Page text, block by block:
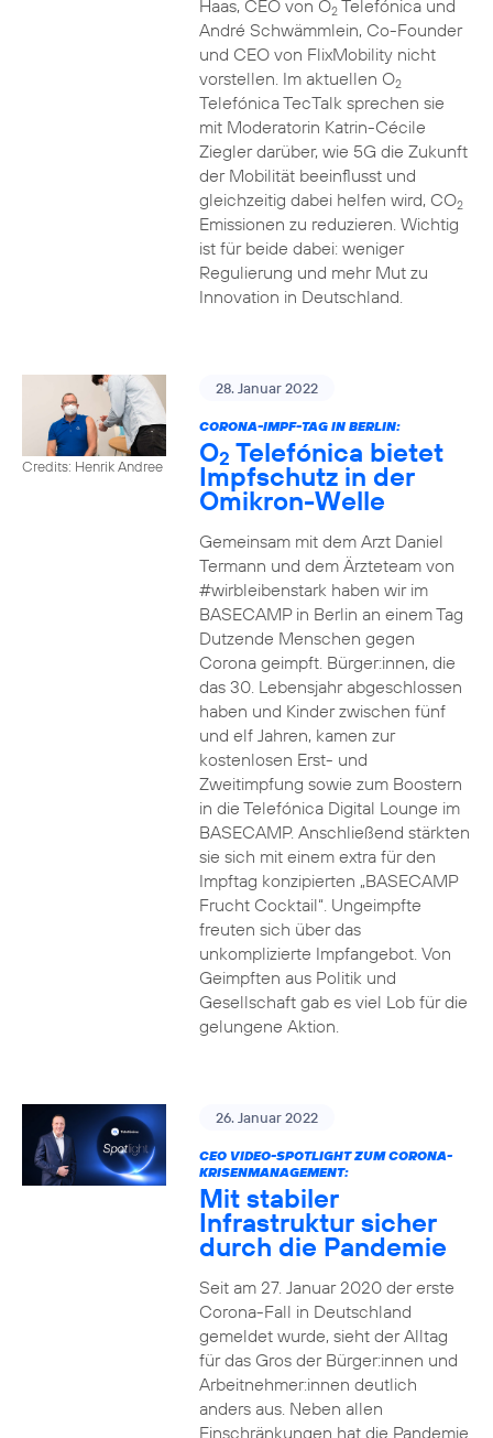
Haas, CEO von O2Telefónica und
André Schwämmlein, Co-Founder
und CEO von FlixMobility nicht
vorstellen. Im aktuellen O2
Telefónica TecTalk sprechen sie
mit Moderatorin Katrin-Cécile
Ziegler darüber, wie 5G die Zukunft
der Mobilität beeinflusst und
gleichzeitig dabei helfen wird, CO2
Emissionen zu reduzieren. Wichtig
ist für beide dabei: weniger
Regulierung und mehr Mut zu
Innovation in Deutschland.
Credits: Henrik Andree
28. Januar 2022
CORONA-IMPF-TAG IN BERLIN:
O2 Telefónica bietet
Impfschutz in der
Omikron-Welle
Gemeinsam mit dem Arzt Daniel
Termann und dem Ärzteteam von
#wirbleibenstark haben wir im
BASECAMP in Berlin an einem Tag
Dutzende Menschen gegen
Corona geimpft. Bürger:innen, die
das 30. Lebensjahr abgeschlossen
haben und Kinder zwischen fünf
und elf Jahren, kamen zur
kostenlosen Erst- und
Zweitimpfung sowie zum Boostern
in die Telefónica Digital Lounge im
BASECAMP. Anschließend stärkten
sie sich mit einem extra für den
Impftag konzipierten „BASECAMP
Frucht Cocktail“. Ungeimpfte
freuten sich über das
unkomplizierte Impfangebot. Von
Geimpften aus Politik und
Gesellschaft gab es viel Lob für die
gelungene Aktion.
26. Januar 2022
CEO VIDEO-SPOTLIGHT ZUM CORONA-
KRISENMANAGEMENT:
Mit stabiler
Infrastruktur sicher
durch die Pandemie
Seit am 27. Januar 2020 der erste
Corona-Fall in Deutschland
gemeldet wurde, sieht der Alltag
für das Gros der Bürger:innen und
Arbeitnehmer:innen deutlich
anders aus. Neben allen
Einschränkungen hat die Pandemie